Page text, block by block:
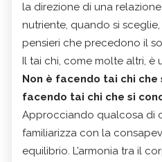
la direzione di una
nutriente, quando si
pensieri che precedono il
Il tai chi, come molte altri, è
Non è facendo tai chi che
facendo tai chi che si
Approcciando qualcosa di
familiarizza con la
equilibrio. L’armonia tra il